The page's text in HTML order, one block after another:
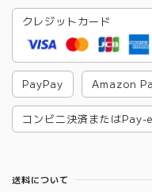
クレジットカード
PayPay Amazon
コンビニ決済またはPay-
送料について